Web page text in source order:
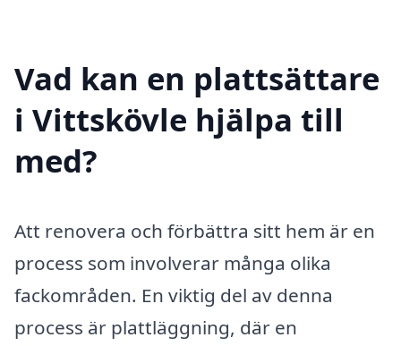
Vad kan en plattsättare
i Vittskövle hjälpa till
med?
Att renovera och förbättra sitt hem är en
process som involverar många olika
fackområden. En viktig del av denna
process är plattläggning, där en